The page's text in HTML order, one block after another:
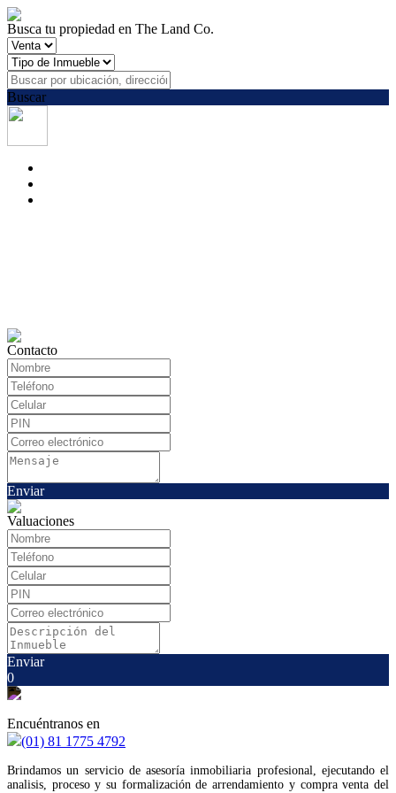
Busca tu propiedad en The Land Co.
Buscar
Contacto
Enviar
Valuaciones
Enviar
0
Encuéntranos en
(01) 81 1775 4792
Brindamos un servicio de asesoría inmobiliaria profesional, ejecutando el
analisis, proceso y su formalización de arrendamiento y compra venta del